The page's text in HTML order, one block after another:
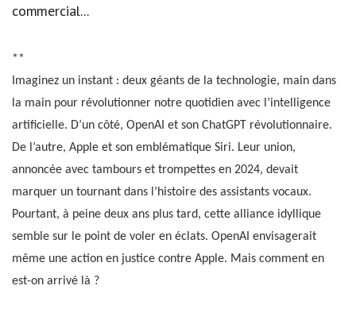
commercial...
**
Imaginez un instant : deux géants de la technologie, main dans
la main pour révolutionner notre quotidien avec l’intelligence
artificielle. D’un côté, OpenAI et son ChatGPT révolutionnaire.
De l’autre, Apple et son emblématique Siri. Leur union,
annoncée avec tambours et trompettes en 2024, devait
marquer un tournant dans l’histoire des assistants vocaux.
Pourtant, à peine deux ans plus tard, cette alliance idyllique
semble sur le point de voler en éclats. OpenAI envisagerait
même une action en justice contre Apple. Mais comment en
est-on arrivé là ?